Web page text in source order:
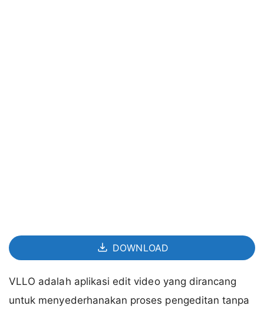
DOWNLOAD
VLLO adalah aplikasi edit video yang dirancang
untuk menyederhanakan proses pengeditan tanpa